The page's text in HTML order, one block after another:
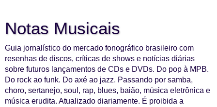
Notas Musicais
Guia jornalístico do mercado fonográfico brasileiro com
resenhas de discos, críticas de shows e notícias diárias
sobre futuros lançamentos de CDs e DVDs. Do pop à MPB.
Do rock ao funk. Do axé ao jazz. Passando por samba,
choro, sertanejo, soul, rap, blues, baião, música eletrônica e
música erudita. Atualizado diariamente. É proibida a